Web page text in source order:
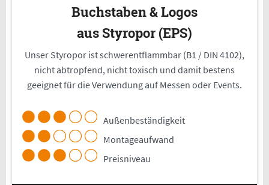
Buchstaben & Logos
aus Styropor (EPS)
Unser Styropor ist schwerentflammbar (B1 / DIN 4102),
nicht abtropfend, nicht toxisch und damit bestens
geeignet für die Verwendung auf Messen oder Events.
Außenbeständigkeit
Montageaufwand
Preisniveau